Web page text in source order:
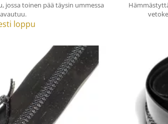
jossa toinen pää täysin ummessa
loppu